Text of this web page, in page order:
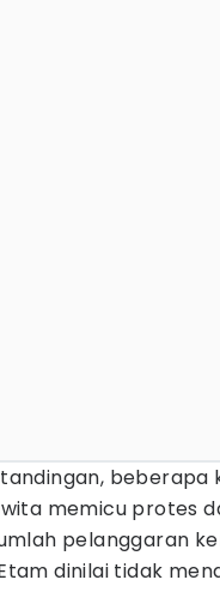
beberapa
memicu protes
pelanggaran
dinilai tidak